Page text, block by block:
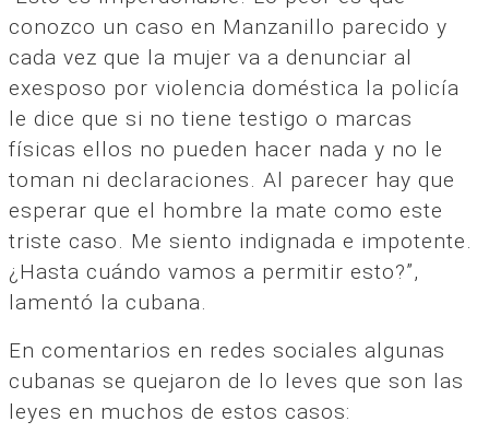
conozco un caso en Manzanillo parecido y
cada vez que la mujer va a denunciar al
exesposo por violencia doméstica la policía
le dice que si no tiene testigo o marcas
físicas ellos no pueden hacer nada y no le
toman ni declaraciones. Al parecer hay que
esperar que el hombre la mate como este
triste caso. Me siento indignada e impotente.
¿Hasta cuándo vamos a permitir esto?”,
lamentó la cubana.
En comentarios en redes sociales algunas
cubanas se quejaron de lo leves que son las
leyes en muchos de estos casos: